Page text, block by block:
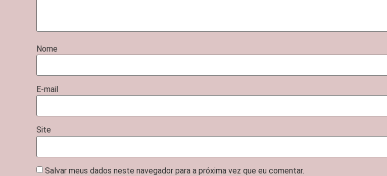
Nome
E-mail
Site
Salvar meus dados neste navegador para a próxima vez que eu comentar.